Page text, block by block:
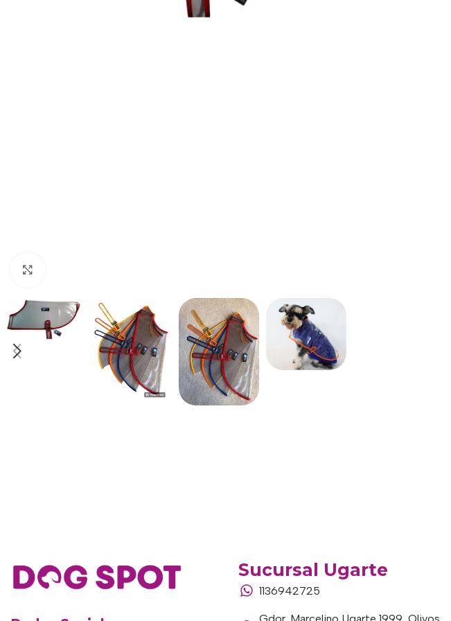
Sucursal Ugarte
1136942725